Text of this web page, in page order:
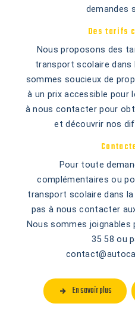
demandes
Des tarifs
Nous proposons des
transport scolaire dans
sommes soucieux de
à un prix accessible pour
à nous contacter pour
et découvrir nos
Pour toute
complémentaires ou
transport scolaire dans la
pas à nous contacter
Nous sommes joignables
35 58 ou
En savoir plus